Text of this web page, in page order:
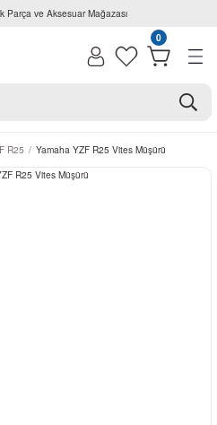
Parça ve Aksesuar Mağazası
0
R25 Yamaha YZF R25 Vites Müşürü